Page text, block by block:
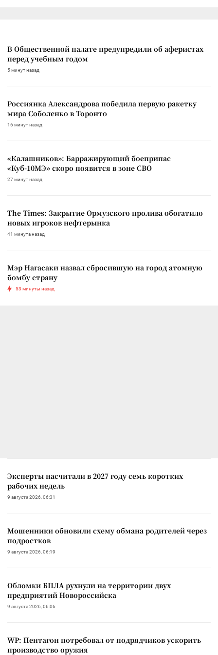
В Общественной палате предупредили об аферистах
перед учебным годом
5 минут назад
Россиянка Александрова победила первую ракетку
мира Соболенко в Торонто
16 минут назад
«Калашников»: Барражирующий боеприпас
«Куб-10МЭ» скоро появится в зоне СВО
27 минут назад
The Times: Закрытие Ормузского пролива обогатило
новых игроков нефтерынка
41 минута назад
Мэр Нагасаки назвал сбросившую на город атомную
бомбу страну
53 минуты назад
Эксперты насчитали в 2027 году семь коротких
рабочих недель
9 августа 2026, 06:31
Мошенники обновили схему обмана родителей через
подростков
9 августа 2026, 06:19
Обломки БПЛА рухнули на территории двух
предприятий Новороссийска
9 августа 2026, 06:06
WP: Пентагон потребовал от подрядчиков ускорить
производство оружия